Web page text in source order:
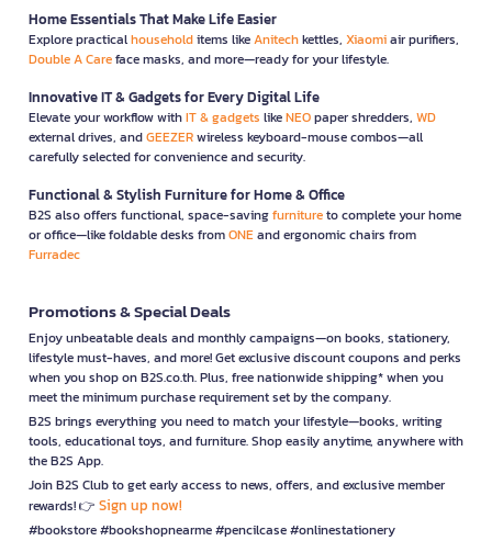
Home Essentials That Make Life Easier
Explore practicalhouseholditems likeAnitechkettles, Xiaomiair purifiers,
Double A Careface masks, and more—ready for your lifestyle.
Innovative IT & Gadgets for Every Digital Life
Elevate your workflow withIT & gadgets likeNEOpaper shredders, WD
external drives, andGEEZERwireless keyboard-mouse combos—all
carefully selected for convenience and security.
Functional & Stylish Furniture for Home & Office
B2S also offers functional, space-savingfurnitureto complete your home
or office—like foldable desks fromONEand ergonomic chairs from
Furradec
Promotions & Special Deals
Enjoy unbeatable deals and monthly campaigns—on books, stationery,
lifestyle must-haves, and more! Get exclusive discount coupons and perks
when you shop on B2S.co.th. Plus, free nationwide shipping* when you
meet the minimum purchase requirement set by the company.
B2S brings everything you need to match your lifestyle—books, writing
tools, educational toys, and furniture. Shop easily anytime, anywhere with
the B2S App.
Join B2S Club to get early access to news, offers, and exclusive member
rewards! 👉 Sign up now!
#bookstore #bookshopnearme #pencilcase #onlinestationery